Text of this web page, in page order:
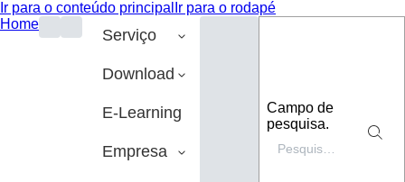
Ir para o conteúdo principal Ir para o rodapé
Home
Serviço
Download
E-Learning
Empresa
Campo de
pesquisa.